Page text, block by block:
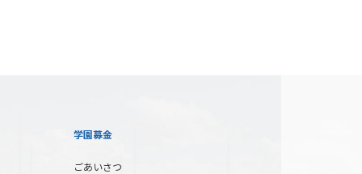
学園募金
ごあいさつ